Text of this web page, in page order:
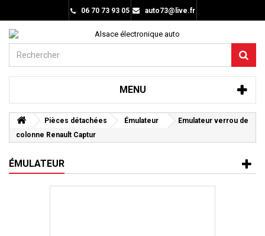
06 70 73 93 05 auto73@live.fr
MENU
Pièces détachées Émulateur
Emulateur verrou de
colonne Renault Captur
ÉMULATEUR